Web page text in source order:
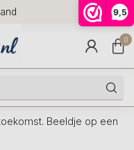
9,5
Voor
huis
9.5
0
Beeldje op een